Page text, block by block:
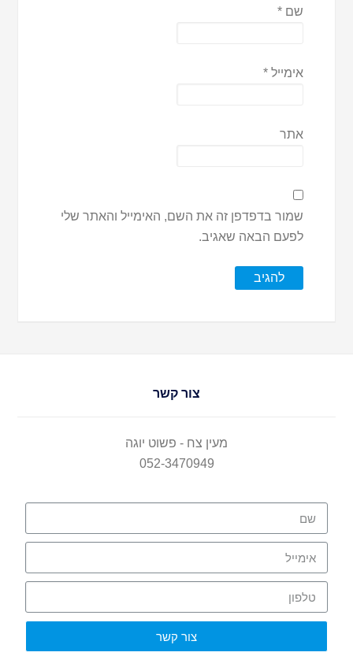
שם*
אימייל*
אתר
שמור בדפדפן זה את השם, האימייל והאתר שלי
לפעם הבאה שאגיב.
צור קשר
מעין צח - פשוט יוגה
052-3470949
צור קשר